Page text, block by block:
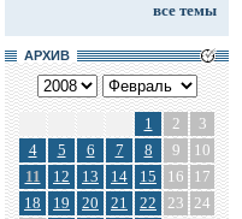
все темы
АРХИВ
1 2
3
4
5 6 7 8 9
10
11
12 13 14 15 16
17
18
19 20 21 22 23 24